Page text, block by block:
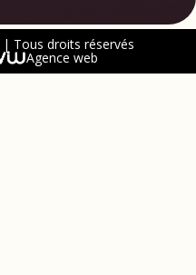
Tous droits réservés
Agence web